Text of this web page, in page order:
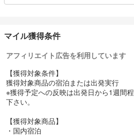
マイル獲得条件
アフィリエイト広告を利用しています
【獲得対象条件】
獲得対象商品の宿泊または出発実行
※獲得予定への反映は出発日から1週間
下さい。
【獲得対象商品】
・国内宿泊